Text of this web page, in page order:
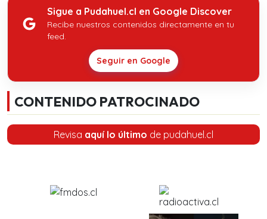
Sigue a Pudahuel.cl en Google Discover
Recibe nuestros contenidos directamente en tu
feed.
Seguir en Google
CONTENIDO PATROCINADO
Revisa aquí lo último de pudahuel.cl